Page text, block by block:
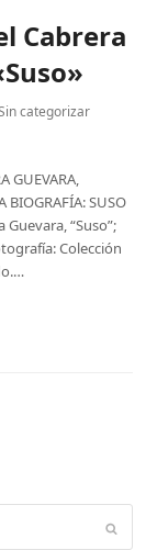
Cabrera
categorizar
GUEVARA,
BIOGRAFÍA: SUSO
Guevara, “Suso”;
Colección